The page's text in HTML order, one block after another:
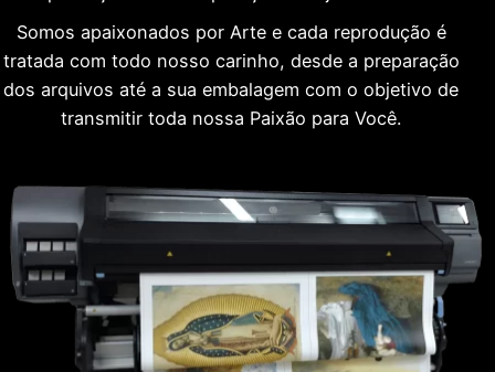
Somos apaixonados por Arte e cada reprodução é
tratada com todo nosso carinho, desde a preparação
dos arquivos até a sua embalagem com o objetivo de
transmitir toda nossa Paixão para Você.